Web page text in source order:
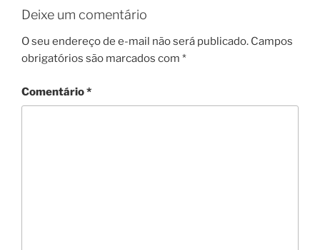
Deixe um comentário
O seu endereço de e-mail não será publicado. Campos
obrigatórios são marcados com *
Comentário*